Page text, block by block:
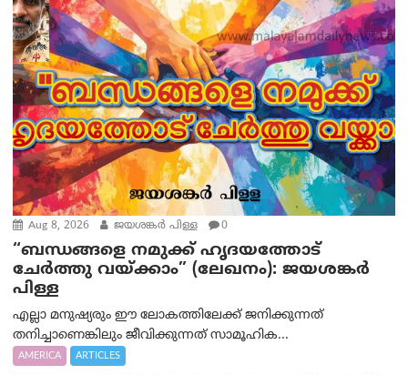
Aug 8, 2026 ജയശങ്കര്‍ പിള്ള 0
“ബന്ധങ്ങളെ നമുക്ക് ഹൃദയത്തോട്
ചേർത്തു വയ്ക്കാം” (ലേഖനം): ജയശങ്കര്‍
പിള്ള
എല്ലാ മനുഷ്യരും ഈ ലോകത്തിലേക്ക് ജനിക്കുന്നത്
തനിച്ചാണെങ്കിലും ജീവിക്കുന്നത് സാമൂഹിക...
AMERICA ARTICLES